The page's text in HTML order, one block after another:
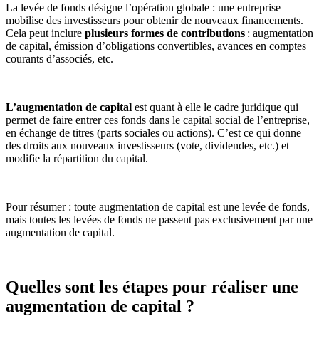
La levée de fonds désigne l’opération globale : une entreprise
mobilise des investisseurs pour obtenir de nouveaux financements.
Cela peut inclure plusieurs formes de contributions : augmentation
de capital, émission d’obligations convertibles, avances en comptes
courants d’associés, etc.
L’augmentation de capital est quant à elle le cadre juridique qui
permet de faire entrer ces fonds dans le capital social de l’entreprise,
en échange de titres (parts sociales ou actions). C’est ce qui donne
des droits aux nouveaux investisseurs (vote, dividendes, etc.) et
modifie la répartition du capital.
Pour résumer : toute augmentation de capital est une levée de fonds,
mais toutes les levées de fonds ne passent pas exclusivement par une
augmentation de capital.
Quelles sont les étapes pour réaliser une
augmentation de capital ?